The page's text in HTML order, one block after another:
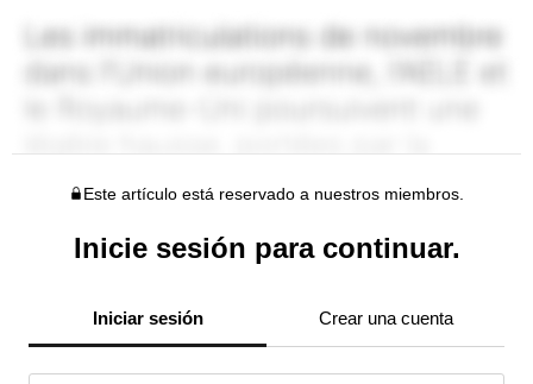
Este artículo está reservado a nuestros miembros.
Inicie sesión para continuar.
Iniciar sesión Crear una cuenta